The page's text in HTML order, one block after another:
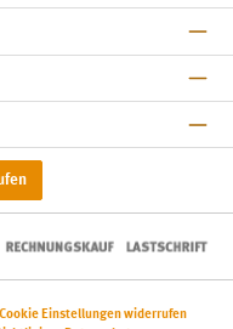
Cookie Einstellungen widerrufen